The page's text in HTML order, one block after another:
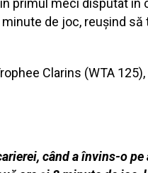
primul meci disputat
de joc, reușind să
Clarins (WTA 125),
când a învins-o